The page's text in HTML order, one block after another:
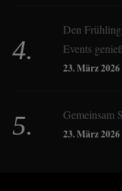
Derk Hoberg
Dominique Schroller
Den
Events
23. März 2026
Gemeinsam
23. März 2026